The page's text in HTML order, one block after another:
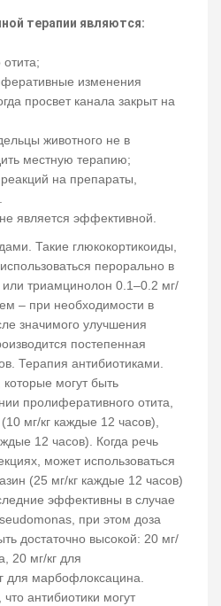
терапии являются:
изменения
просвет канала закрыт на
животного не в
местную терапию;
на препараты,
является эффективной.
Такие глюкокортикоиды,
перорально в
или триамцинолон 0.1–0.2 мг/
– при необходимости в
значимого улучшения
постепенная
Терапия антибиотиками.
могут быть
пролиферативного отита,
мг/кг каждые 12 часов),
12 часов). Когда речь
может использоваться
(25 мг/кг каждые 12 часов)
эффективны в случае
при этом доза
достаточно высокой: 20 мг/
20 мг/кг для
для марбофлоксацина.
антибиотики могут